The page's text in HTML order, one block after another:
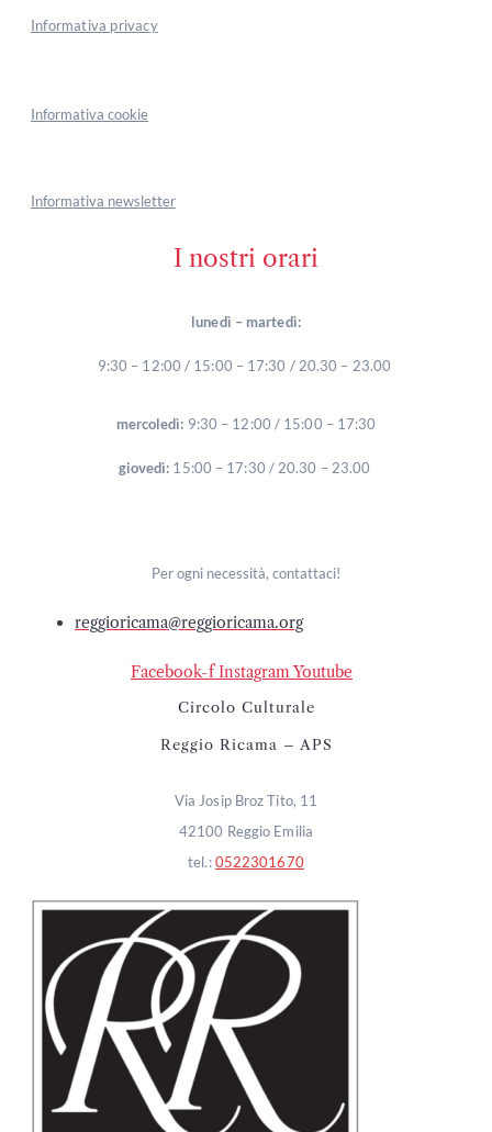
Informativa privacy
Informativa cookie
Informativa newsletter
I nostri orari
lunedì – martedì:
9:30 – 12:00 / 15:00 – 17:30 / 20.30 – 23.00
mercoledì: 9:30 – 12:00 / 15:00 – 17:30
giovedì: 15:00 – 17:30 / 20.30 – 23.00
Per ogni necessità, contattaci!
reggioricama@reggioricama.org
Facebook-f Instagram Youtube
Circolo Culturale
Reggio Ricama – APS
Via Josip Broz Tito, 11
42100 Reggio Emilia
tel.:0522301670